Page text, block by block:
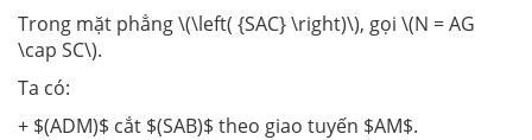
Trong mặt phẳng \(\left( {SAC} \right)\), gọi \(N = AG
\cap SC\).
Ta có:
+ $(ADM)$ cắt $(SAB)$ theo giao tuyến $AM$.